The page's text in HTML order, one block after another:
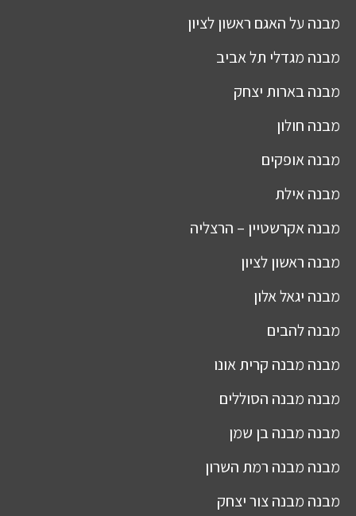
מבנה על האגם ראשון לציון
מבנה מגדלי תל אביב
מבנהבארות יצחק
מבנה חולון
מבנהאופקים
מבנהאילת
מבנהאקרשטיין – הרצליה
מבנה ראשון לציון
מבנה יגאל אלון
מבנהלהבים
מבנה מבנה קרית אונו
מבנה מבנה הסוללים
מבנה מבנה בן שמן
מבנה מבנה רמת השרון
מבנה מבנה צור יצחק